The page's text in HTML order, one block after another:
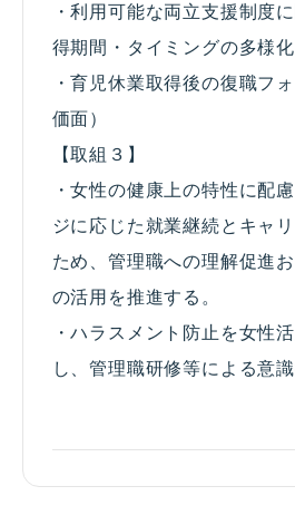
・利用可能な両立支援制度
得期間・タイミングの多様化
・育児休業取得後の復職フ
価面）
【取組３】
・女性の健康上の特性に配
ジに応じた就業継続とキャ
ため、管理職への理解促進
の活用を推進する。
・ハラスメント防止を女性
し、管理職研修等による意